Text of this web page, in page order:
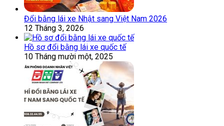
Đổi bằng lái xe Nhật sang Việt Nam 2026
12 Tháng 3, 2026
Hồ sơ đổi bằng lái xe quốc tế
10 Tháng mười một, 2025